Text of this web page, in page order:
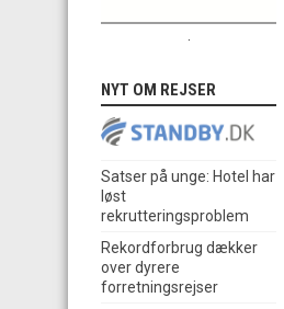
NYT OM REJSER
Satser på unge: Hotel har
løst
rekrutteringsproblem
Rekordforbrug dækker
over dyrere
forretningsrejser